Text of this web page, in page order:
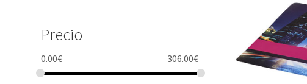
Precio
0.00€ 306.00€